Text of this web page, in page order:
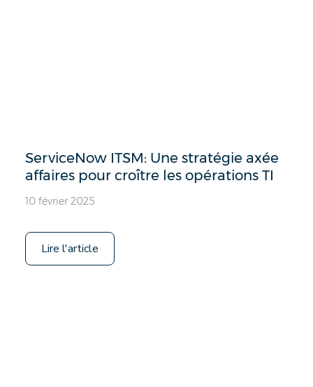
ServiceNow ITSM: Une stratégie axée
affaires pour croître les opérations TI
10 février 2025
Lire l'article